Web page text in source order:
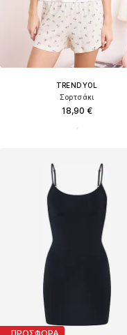
TRENDYOL
Σορτσάκι
18,90 €